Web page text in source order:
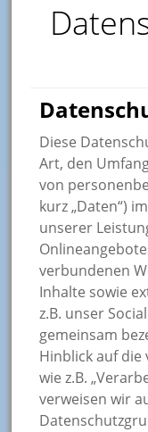
Diese
Art, den
von
kurz „Daten“)
unserer
verbundenen
Inhalte sowie
z.B. unser
gemeinsam
Hinblick auf
wie z.B.
verweisen wir